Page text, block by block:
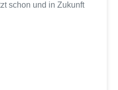
schon und in Zukunft